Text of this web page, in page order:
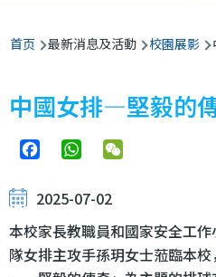
面
包
屑
首页 最新消息及活動 校園展影
中國女排—堅毅的
FacebookWhatsApp
2025-07-02
本校家長教職員和國家安全工
隊女排主攻手孫玥女士蒞臨本